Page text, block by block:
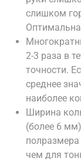
слишком
2-3 раза в
точности.
среднее
наиболее
Ширина
(более 6
чем для